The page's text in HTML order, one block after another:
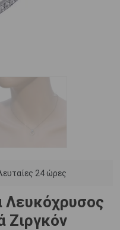
24 ώρες
Λευκόχρυσος
Ζιργκόν